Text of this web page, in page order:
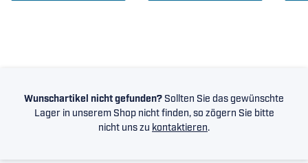
Wunschartikel nicht gefunden? Sollten Sie das gewünschte
Lager in unserem Shop nicht finden, so zögern Sie bitte
nicht uns zu kontaktieren.